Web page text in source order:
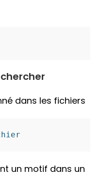
dans les fichiers
un motif dans un